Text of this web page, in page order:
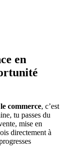
en
commerce, c’est
tu passes du
mise en
directement à